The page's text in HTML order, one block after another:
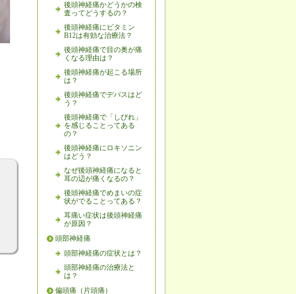
後頭神経痛かどうかの検
査ってどうするの？
後頭神経痛にビタミン
B12は有効な治療法？
後頭神経痛で目の奥が痛
くなる理由は？
後頭神経痛が起こる場所
は？
後頭神経痛でデパスはど
う？
後頭神経痛で「しびれ」
を感じることってある
の？
後頭神経痛にロキソニン
はどう？
なぜ後頭神経痛になると
耳の辺が痛くなるの？
後頭神経痛でめまいの症
状がでることってある？
耳痛い症状は後頭神経痛
が原因？
頭部神経痛
頭部神経痛の症状とは？
頭部神経痛の治療法と
は？
偏頭痛（片頭痛）